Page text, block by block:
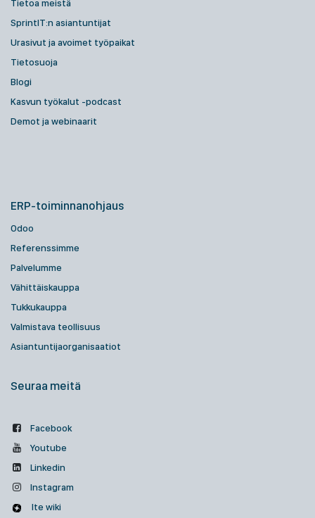
Tietoa meistä
SprintIT:n asiantuntijat
Urasivut ja avoimet työpaikat
Tietosuoja
Blogi
Kasvun työkalut -podcast
Demot ja webinaarit
ERP-toiminnanohjaus
Odoo
Referenssimme
Palvelumme
Vähittäiskauppa
Tukkukauppa
Valmistava teollisuus
Asiantuntijaorganisaatiot
Seuraa meitä
Facebook
Youtube
Linkedin
Instagram
Ite wiki